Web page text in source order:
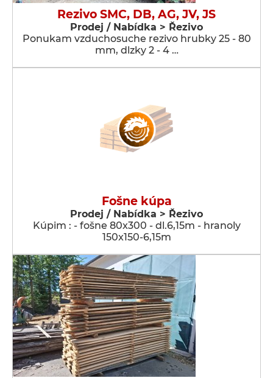
Rezivo SMC, DB, AG, JV, JS
Prodej / Nabídka > Řezivo
Ponukam vzduchosuche rezivo hrubky 25 - 80
mm, dlzky 2 - 4 …
Fošne kúpa
Prodej / Nabídka > Řezivo
Kúpim : - fošne 80x300 - dl.6,15m - hranoly
150x150-6,15m